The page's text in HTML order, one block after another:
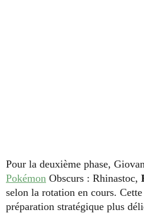
Pour la deuxième phase,
Pokémon Obscurs : Rhinastoc,
selon la rotation en cours.
préparation stratégique plus